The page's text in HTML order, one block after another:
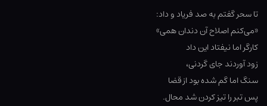
تا سحر گفتم به صد فریاد و داد:
«می‌کنم اصلاح آن دندان همی»
کارگر اما نیفتاد این داد
زود آوردند جای گردنی،
سنگ اما گم شده بود از قضا
پس تبر را تیز کردن شد محال.